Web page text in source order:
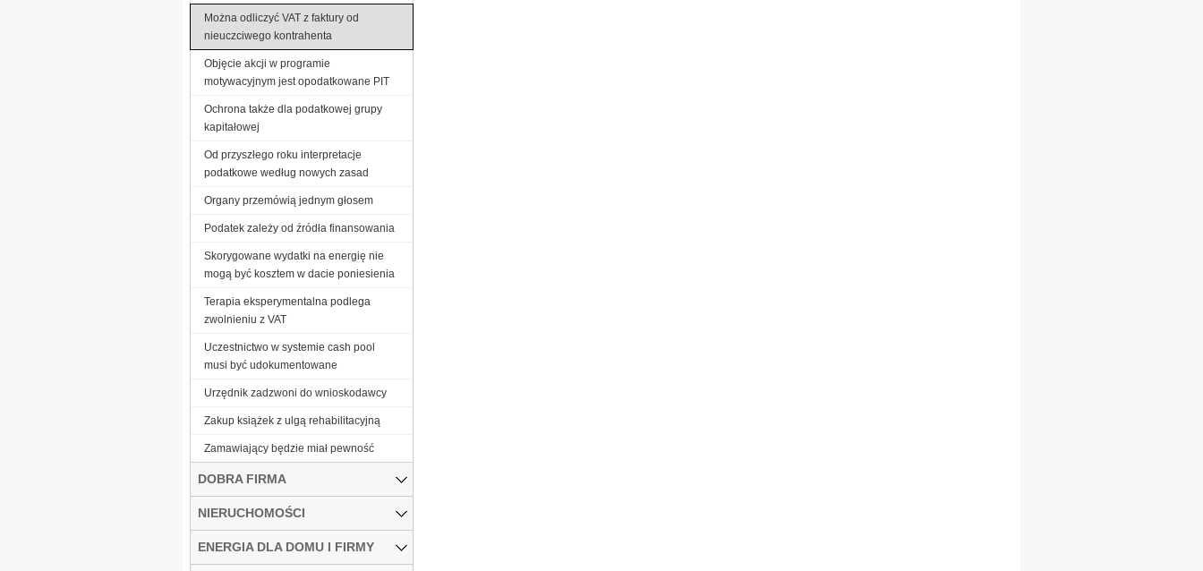
Można odliczyć VAT z faktury od
nieuczciwego kontrahenta
Objęcie akcji w programie
motywacyjnym jest opodatkowane PIT
Ochrona także dla podatkowej grupy
kapitałowej
Od przyszłego roku interpretacje
podatkowe według nowych zasad
Organy przemówią jednym głosem
Podatek zależy od źródła finansowania
Skorygowane wydatki na energię nie
mogą być kosztem w dacie poniesienia
Terapia eksperymentalna podlega
zwolnieniu z VAT
Uczestnictwo w systemie cash pool
musi być udokumentowane
Urzędnik zadzwoni do wnioskodawcy
Zakup książek z ulgą rehabilitacyjną
Zamawiający będzie miał pewność
DOBRA FIRMA
NIERUCHOMOŚCI
ENERGIA DLA DOMU I FIRMY